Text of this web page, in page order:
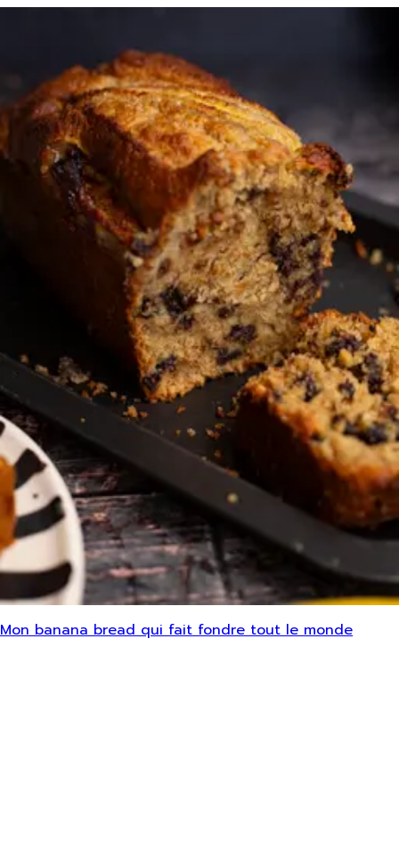
Mon banana bread qui fait fondre tout le monde